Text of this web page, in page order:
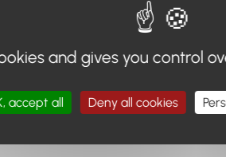
de recherche en haut de page,
Retour à l'accueil
and gives you control
accept all Deny all cookies